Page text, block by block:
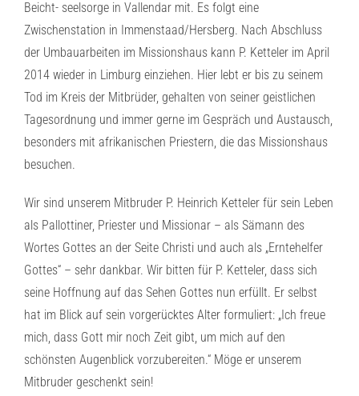
Beicht- seelsorge in Vallendar mit. Es folgt eine
Zwischenstation in Immenstaad/Hersberg. Nach Abschluss
der Umbauarbeiten im Missionshaus kann P. Ketteler im April
2014 wieder in Limburg einziehen. Hier lebt er bis zu seinem
Tod im Kreis der Mitbrüder, gehalten von seiner geistlichen
Tagesordnung und immer gerne im Gespräch und Austausch,
besonders mit afrikanischen Priestern, die das Missionshaus
besuchen.
Wir sind unserem Mitbruder P. Heinrich Ketteler für sein Leben
als Pallottiner, Priester und Missionar – als Sämann des
Wortes Gottes an der Seite Christi und auch als „Erntehelfer
Gottes“ – sehr dankbar. Wir bitten für P. Ketteler, dass sich
seine Hoffnung auf das Sehen Gottes nun erfüllt. Er selbst
hat im Blick auf sein vorgerücktes Alter formuliert: „Ich freue
mich, dass Gott mir noch Zeit gibt, um mich auf den
schönsten Augenblick vorzubereiten.“ Möge er unserem
Mitbruder geschenkt sein!